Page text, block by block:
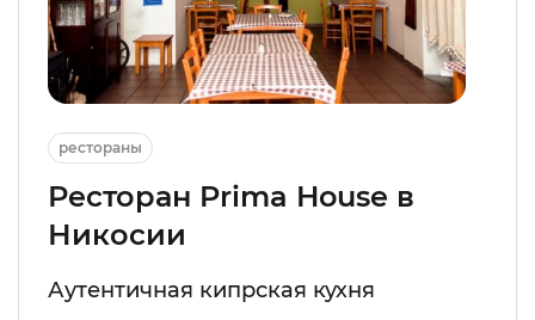
рестораны
Ресторан Prima House в
Никосии
Аутентичная кипрская кухня